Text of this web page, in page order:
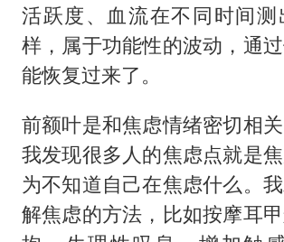
活跃度、血流在不同时间测
样，属于功能性的波动，通
能恢复过来了。
前额叶是和焦虑情绪密切相
我发现很多人的焦虑点就是
为不知道自己在焦虑什么。
解焦虑的方法，比如按摩耳